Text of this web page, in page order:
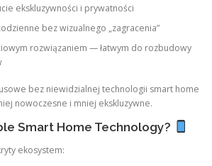
ekskluzywności i prywatności
bez wizualnego „zagracenia”
rozwiązaniem — łatwym do rozbudowy
bez niewidzialnej technologii smart home
nowoczesne i mniej ekskluzywne.
Smart Home Technology?
ekosystem: